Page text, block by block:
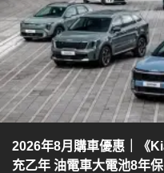
2026年8月購車優惠｜《
充乙年 油電車大電池8年